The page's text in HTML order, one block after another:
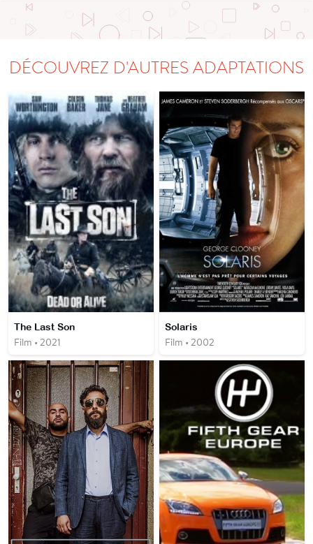
DÉCOUVREZ D'AUTRES ADAPTATIONS
The Last Son
Film • 2021
Solaris
Film • 2002